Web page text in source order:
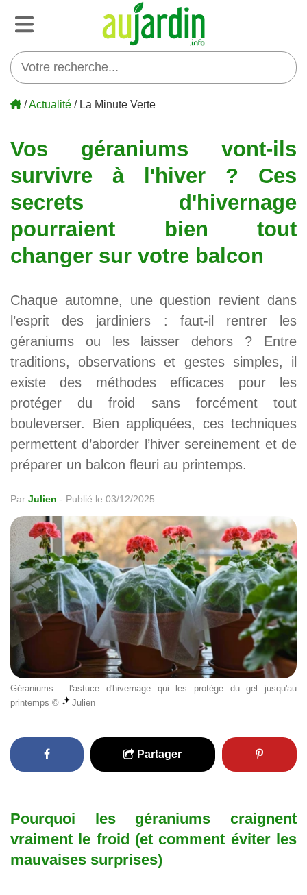
/Actualité / La Minute Verte
Vos géraniums vont-ils
survivre à l'hiver ? Ces
secrets d'hivernage
pourraient bien tout
changer sur votre balcon
Chaque automne, une question revient dans
l’esprit des jardiniers : faut-il rentrer les
géraniums ou les laisser dehors ? Entre
traditions, observations et gestes simples, il
existe des méthodes efficaces pour les
protéger du froid sans forcément tout
bouleverser. Bien appliquées, ces techniques
permettent d’aborder l’hiver sereinement et de
préparer un balcon fleuri au printemps.
Par Julien - Publié le 03/12/2025
Géraniums : l'astuce d'hivernage qui les protège du gel jusqu'au
printemps ©
Julien
Partager
Pourquoi les géraniums craignent
vraiment le froid (et comment éviter les
mauvaises surprises)